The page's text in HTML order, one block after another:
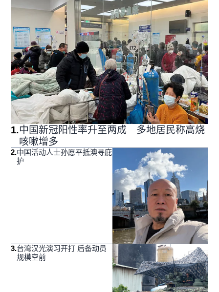
1.中国新冠阳性率升至两成 多地居民称高烧
咳嗽增多
2.中国活动人士孙愿平抵澳寻庇
护
3.台湾汉光演习开打 后备动员
规模空前